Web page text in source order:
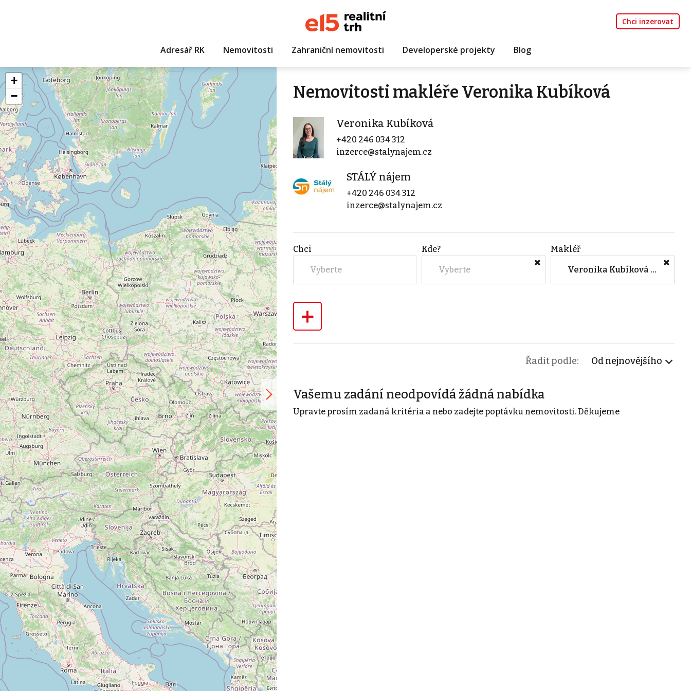
Chci inzerovat
Adresář RK Nemovitosti Zahraniční nemovitosti Developerské projekty Blog
+
−
Nemovitosti makléře Veronika Kubíková
Veronika Kubíková
+420 246 034 312
inzerce@stalynajem.cz
STÁLÝ nájem
+420 246 034 312
inzerce@stalynajem.cz
Chci
Vyberte
Kde?
Vyberte
Makléř
Veronika Kubíková (STÁLÝ nájem)
+
Řadit podle: Od nejnovějšího
Vašemu zadání neodpovídá žádná nabídka
Upravte prosím zadaná kritéria a nebo zadejte poptávku nemovitosti. Děkujeme